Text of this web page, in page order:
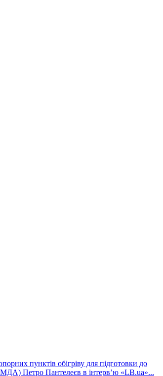
пунктів обігріву для підготовки до
Петро Пантелеєв в інтервʼю «LB.ua»...